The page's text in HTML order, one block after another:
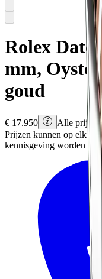
Rolex
mm,
goud
€ 17.950
Alle
Prijzen kunnen op elk
kennisgeving worden